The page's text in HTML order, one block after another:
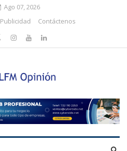
Ago 07, 2026
Publicidad Contáctenos